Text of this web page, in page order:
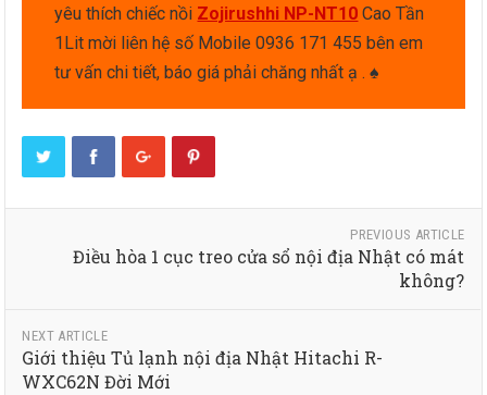
yêu thích chiếc nồi Zojirushhi NP-NT10 Cao Tần
1Lit mời liên hệ số Mobile 0936 171 455 bên em
tư vấn chi tiết, báo giá phải chăng nhất ạ . ♠
PREVIOUS ARTICLE
Điều hòa 1 cục treo cửa sổ nội địa Nhật có mát
không?
NEXT ARTICLE
Giới thiệu Tủ lạnh nội địa Nhật Hitachi R-
WXC62N Đời Mới